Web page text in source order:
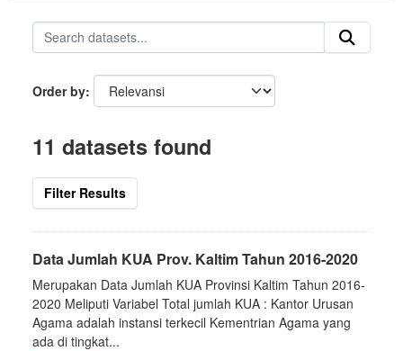
Order by
11 datasets found
Filter Results
Data Jumlah KUA Prov. Kaltim Tahun 2016-2020
Merupakan Data Jumlah KUA Provinsi Kaltim Tahun 2016-
2020 Meliputi Variabel Total jumlah KUA : Kantor Urusan
Agama adalah instansi terkecil Kementrian Agama yang
ada di tingkat...